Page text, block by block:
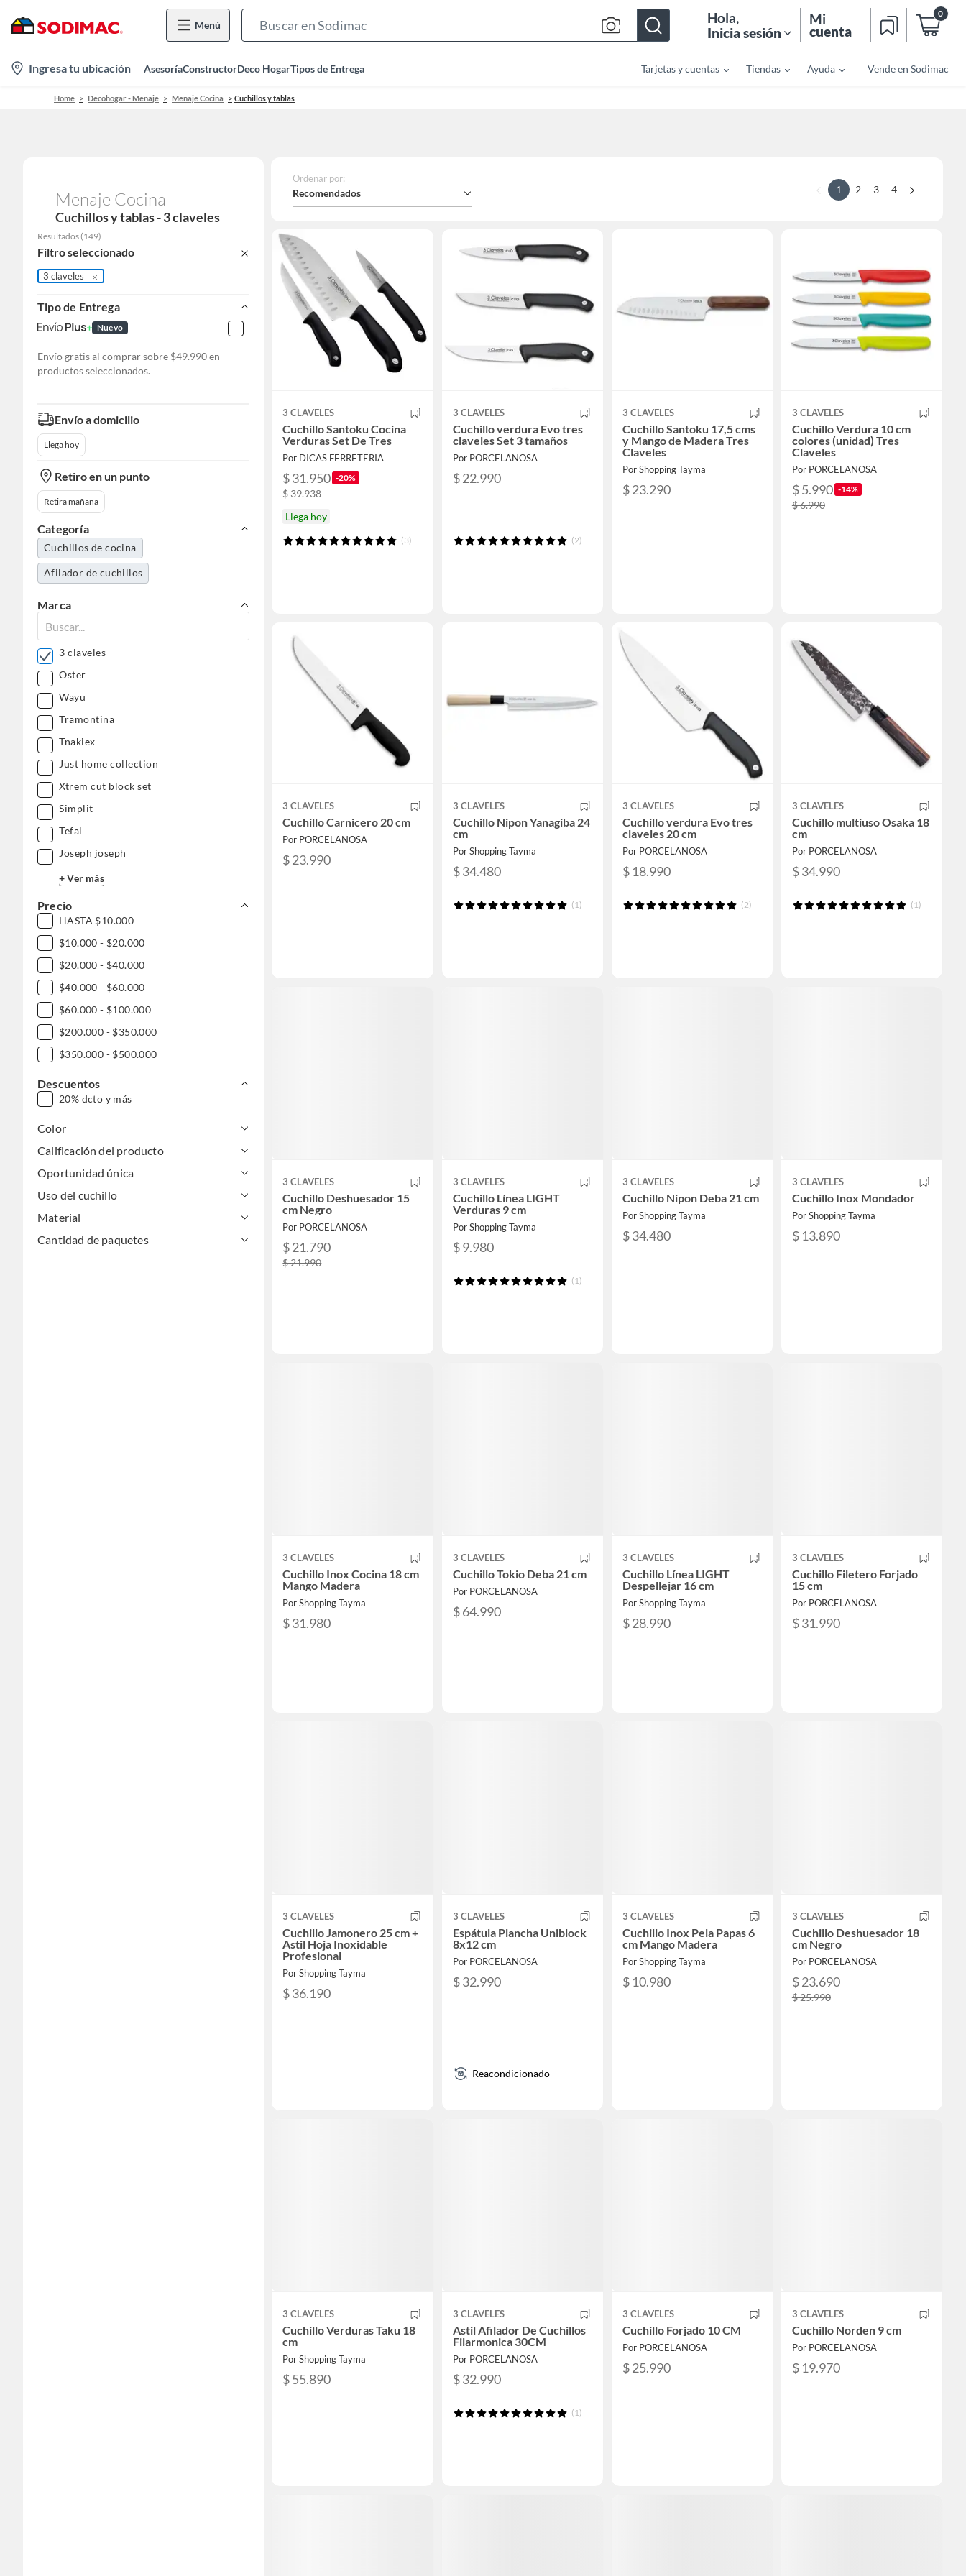
Menú
Bar
Hola,
Inicia sesión
Mi
cuenta
0
location-
icon
Ingresa tu ubicación AsesoríaConstructorDeco HogarTipos de Entrega Tarjetas y cuentas Tiendas Ayuda Vende en Sodimac
Home Decohogar - Menaje Menaje Cocina Cuchillos y tablas
Menaje Cocina
Cuchillos y tablas - 3 claveles
Resultados (149)
Filtro seleccionado
3 claveles
Tipo de Entrega
Nuevo
Envío gratis al comprar sobre $49.990 en
productos seleccionados.
Envío a domicilio
Llega hoy
Retiro en un punto
Retira mañana
Categoría
Cuchillos de cocina
Afilador de cuchillos
Marca
3 claveles
Oster
Wayu
Tramontina
Tnakiex
Just home collection
Xtrem cut block set
Simplit
Tefal
Joseph joseph
+ Ver más
Precio
HASTA $10.000
$10.000 - $20.000
$20.000 - $40.000
$40.000 - $60.000
$60.000 - $100.000
$200.000 - $350.000
$350.000 - $500.000
Descuentos
20% dcto y más
Color
Calificación del producto
Oportunidad única
Uso del cuchillo
Material
Cantidad de paquetes
Ordenar por:
Recomendados 1 2 3 4
3 CLAVELES
Cuchillo Santoku Cocina
Verduras Set De Tres
Por DICAS FERRETERIA
$ 31.950 -20%
$ 39.938
Llega hoy
(3)
3 CLAVELES
Cuchillo verdura Evo tres
claveles Set 3 tamaños
Por PORCELANOSA
$ 22.990
(2)
3 CLAVELES
Cuchillo Santoku 17,5 cms
y Mango de Madera Tres
Claveles
Por Shopping Tayma
$ 23.290
3 CLAVELES
Cuchillo Verdura 10 cm
colores (unidad) Tres
Claveles
Por PORCELANOSA
$ 5.990 -14%
$ 6.990
3 CLAVELES
Cuchillo Carnicero 20 cm
Por PORCELANOSA
$ 23.990
3 CLAVELES
Cuchillo Nipon Yanagiba 24
cm
Por Shopping Tayma
$ 34.480
(1)
3 CLAVELES
Cuchillo verdura Evo tres
claveles 20 cm
Por PORCELANOSA
$ 18.990
(2)
3 CLAVELES
Cuchillo multiuso Osaka 18
cm
Por PORCELANOSA
$ 34.990
(1)
3 CLAVELES
Cuchillo Deshuesador 15
cm Negro
Por PORCELANOSA
$ 21.790
$ 21.990
3 CLAVELES
Cuchillo Línea LIGHT
Verduras 9 cm
Por Shopping Tayma
$ 9.980
(1)
3 CLAVELES
Cuchillo Nipon Deba 21 cm
Por Shopping Tayma
$ 34.480
3 CLAVELES
Cuchillo Inox Mondador
Por Shopping Tayma
$ 13.890
3 CLAVELES
Cuchillo Inox Cocina 18 cm
Mango Madera
Por Shopping Tayma
$ 31.980
3 CLAVELES
Cuchillo Tokio Deba 21 cm
Por PORCELANOSA
$ 64.990
3 CLAVELES
Cuchillo Línea LIGHT
Despellejar 16 cm
Por Shopping Tayma
$ 28.990
3 CLAVELES
Cuchillo Filetero Forjado
15 cm
Por PORCELANOSA
$ 31.990
3 CLAVELES
Cuchillo Jamonero 25 cm +
Astil Hoja Inoxidable
Profesional
Por Shopping Tayma
$ 36.190
3 CLAVELES
Espátula Plancha Uniblock
8x12 cm
Por PORCELANOSA
$ 32.990
Reacondicionado
3 CLAVELES
Cuchillo Inox Pela Papas 6
cm Mango Madera
Por Shopping Tayma
$ 10.980
3 CLAVELES
Cuchillo Deshuesador 18
cm Negro
Por PORCELANOSA
$ 23.690
$ 25.990
3 CLAVELES
Cuchillo Verduras Taku 18
cm
Por Shopping Tayma
$ 55.890
3 CLAVELES
Astil Afilador De Cuchillos
Filarmonica 30CM
Por PORCELANOSA
$ 32.990
(1)
3 CLAVELES
Cuchillo Forjado 10 CM
Por PORCELANOSA
$ 25.990
3 CLAVELES
Cuchillo Norden 9 cm
Por PORCELANOSA
$ 19.970